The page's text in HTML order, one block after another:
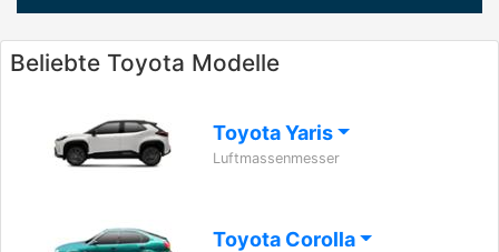
Beliebte Toyota Modelle
Toyota Yaris
Luftmassenmesser
Toyota Corolla